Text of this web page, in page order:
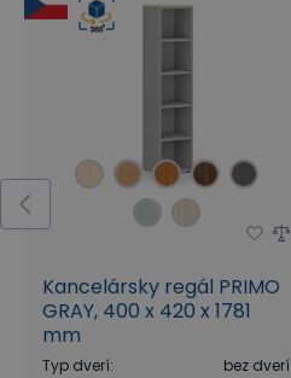
Kancelársky regál PRIMO
GRAY, 400 x 420 x 1781
mm
Typ dverí:
bez dverí